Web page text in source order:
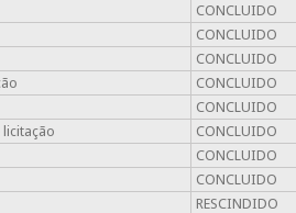
CONCLUIDO
CONCLUIDO
CONCLUIDO
CONCLUIDO
CONCLUIDO
CONCLUIDO
CONCLUIDO
CONCLUIDO
RESCINDIDO